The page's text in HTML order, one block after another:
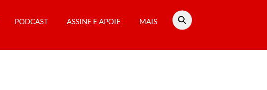
PODCAST ASSINE E APOIE MAIS